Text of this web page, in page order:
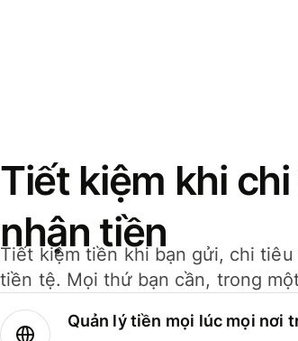
Tiết kiệm khi
nhận tiền
Tiết kiệm tiền khi bạn gửi, chi
tiền tệ. Mọi thứ bạn cần, trong
Quản lý tiền mọi lúc mọi nơi